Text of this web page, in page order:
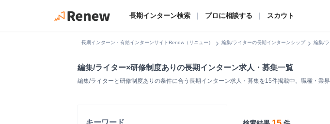
長期インターン検索 プロに相談する スカウト
長期インターン・有給インターンサイトRenew（リニュー） chevron_right 編集/ライターの長期インターンシップchevron_right 編集/
編集/ライター×研修制度ありの長期インターン求人・募集一覧
編集/ライターと研修制度ありの条件に合う長期インターン求人・募集を15件掲載中。職種・業
キーワード